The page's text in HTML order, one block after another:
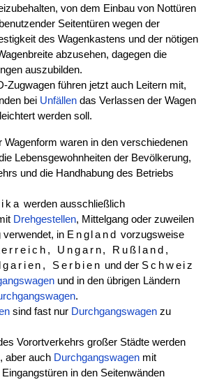
von dem Einbau von Nottüren
Seitentüren wegen der
des Wagenkastens und der nötigen
abzusehen, dagegen die
auszubilden.
Zugwagen führen jetzt auch Leitern mit,
bei Unfällendas Verlassen der Wagen
werden soll.
Wagenform waren in den verschiedenen
Lebensgewohnheiten der Bevölkerung,
und die Handhabung des Betriebs
werden ausschließlich
Drehgestellen, Mittelgang oder zuweilen
verwendet, in England vorzugsweise
Ungarn, Rußland,
Serbien und der Schweiz
und in den übrigen Ländern
.
sind fast nur Durchgangswagenzu
Vorortverkehrs großer Städte werden
aber auch Durchgangswagenmit
in den Seitenwänden